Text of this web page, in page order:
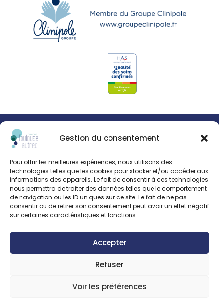
Gestion du consentement
Pour offrir les meilleures expériences, nous utilisons des
technologies telles que les cookies pour stocker et/ou accéder aux
informations des appareils. Le fait de consentir à ces technologies
nous permettra de traiter des données telles que le comportement
de navigation ou les ID uniques sur ce site. Le fait de ne pas
consentir ou de retirer son consentement peut avoir un effet négatif
sur certaines caractéristiques et fonctions.
Accepter
Refuser
Voir les préférences
Annuaire praticiens
Plan du site
Mentions légales